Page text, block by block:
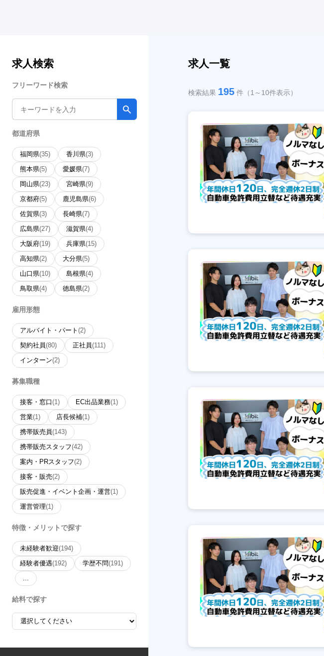
求人検索
フリーワード検索
都道府県
福岡県(35) 香川県(3)
熊本県(5) 愛媛県(7)
岡山県(23) 宮崎県(9)
京都府(5) 鹿児島県(6)
佐賀県(3) 長崎県(7)
広島県(27) 滋賀県(4)
大阪府(19) 兵庫県(15)
高知県(2) 大分県(5)
山口県(10) 島根県(4)
鳥取県(4) 徳島県(2)
雇用形態
アルバイト・パート (2)
契約社員(80) 正社員(111)
インターン(2)
募集職種
接客・窓口(1) EC出品業務(1)
営業(1) 店長候補(1)
携帯販売員(143)
携帯販売スタッフ(42)
案内・PRスタッフ(2)
接客・販売(2)
販売促進・イベント企画・運営(1)
運営管理(1)
特徴・メリットで探す
未経験者歓迎(194)
経験者優遇(192) 学歴不問(191)
...
給料で探す
求人一覧
検索結果 195 件（1～10件表示）